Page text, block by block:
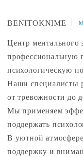
BENITOKNIME
Центр ментального
профессиональную
психологическую
Наши специалисты
от тревожности до
Мы применяем
поддержать
В уютной
поддержку и